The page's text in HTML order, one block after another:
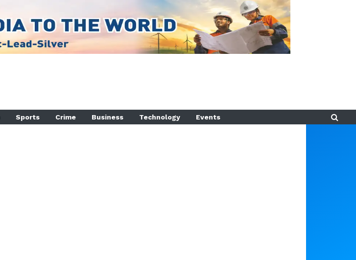
Sports Crime Business Technology Events